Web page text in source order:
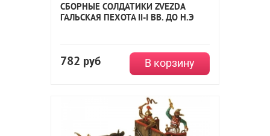
СБОРНЫЕ СОЛДАТИКИ ZVEZDA
ГАЛЬСКАЯ ПЕХОТА II-I ВВ. ДО Н.Э
782 руб В корзину